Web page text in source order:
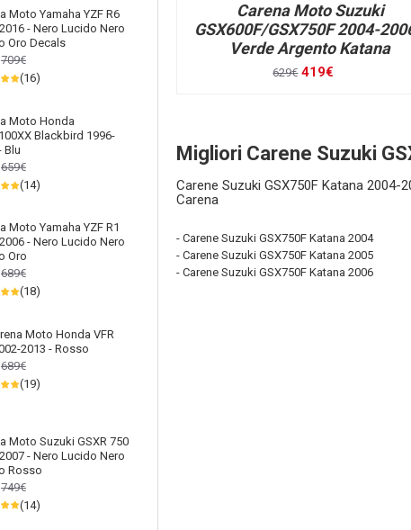
Moto Yamaha YZF R6
- Nero Lucido Nero
Oro Decals
709€
(16)
Moto Honda
Blackbird 1996-
Blu
659€
(14)
Moto Yamaha YZF R1
- Nero Lucido Nero
Oro
689€
(18)
Moto Honda VFR
2013 - Rosso
689€
(19)
Moto Suzuki GSXR 750
- Nero Lucido Nero
Rosso
749€
(14)
- Carene Suzuki GSX750F Katana 2004
- Carene Suzuki GSX750F Katana 2005
- Carene Suzuki GSX750F Katana 2006
Carena Moto Suzuki
GSX600F/GSX750F 2004-
Verde Argento Katana
629€ 419€
Migliori Carene Suzuki
Carene Suzuki GSX750F Katana 2004-
Carena